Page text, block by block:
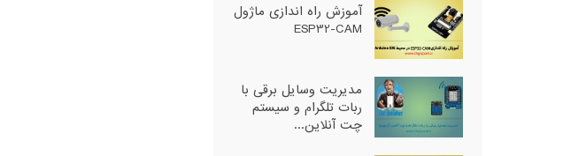
آموزش راه اندازی ماژول
ESP32-CAM
مدیریت وسایل برقی با
ربات تلگرام و سیستم
چت آنلاین...